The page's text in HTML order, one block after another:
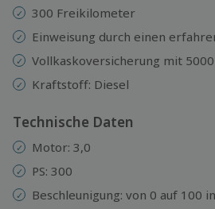
300 Freikilometer
Einweisung durch einen
Vollkaskoversicherung mit
Kraftstoff: Diesel
Technische Daten
Motor: 3,0
PS: 300
Beschleunigung: von 0 auf 100